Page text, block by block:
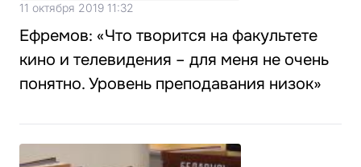
11 октября 2019 11:32
Ефремов: «Что творится на факультете
кино и телевидения – для меня не очень
понятно. Уровень преподавания низок»